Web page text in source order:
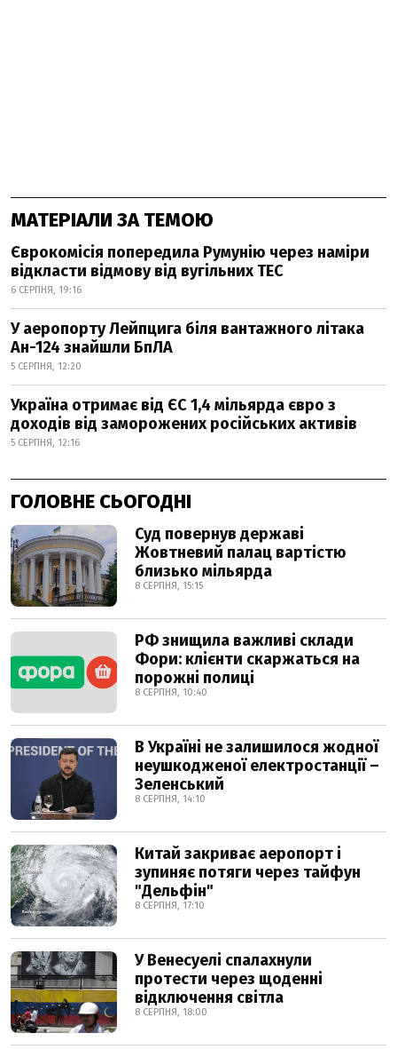
МАТЕРІАЛИ ЗА ТЕМОЮ
Єврокомісія попередила Румунію через наміри
відкласти відмову від вугільних ТЕС
6 СЕРПНЯ, 19:16
У аеропорту Лейпцига біля вантажного літака
Ан-124 знайшли БпЛА
5 СЕРПНЯ, 12:20
Україна отримає від ЄС 1,4 мільярда євро з
доходів від заморожених російських активів
5 СЕРПНЯ, 12:16
ГОЛОВНЕ СЬОГОДНІ
Суд повернув державі
Жовтневий палац вартістю
близько мільярда
8 СЕРПНЯ, 15:15
РФ знищила важливі склади
Фори: клієнти скаржаться на
порожні полиці
8 СЕРПНЯ, 10:40
В Україні не залишилося жодної
неушкодженої електростанції –
Зеленський
8 СЕРПНЯ, 14:10
Китай закриває аеропорт і
зупиняє потяги через тайфун
"Дельфін"
8 СЕРПНЯ, 17:10
У Венесуелі спалахнули
протести через щоденні
відключення світла
8 СЕРПНЯ, 18:00